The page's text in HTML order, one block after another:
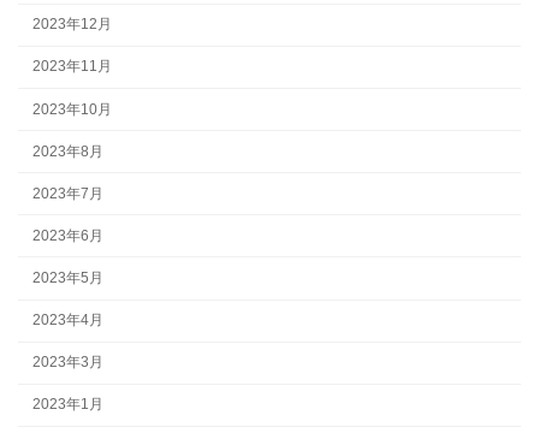
2023年12月
2023年11月
2023年10月
2023年8月
2023年7月
2023年6月
2023年5月
2023年4月
2023年3月
2023年1月